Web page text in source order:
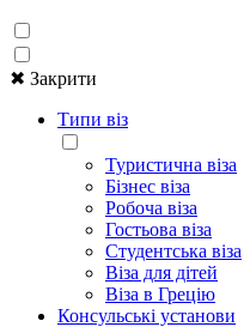
✖ Закрити
Типи віз
Туристична віза
Бізнес віза
Робоча віза
Гостьова віза
Студентська віза
Віза для дітей
Віза в Грецію
Консульські установи